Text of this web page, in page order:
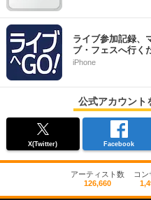
ライブ参加記録、
ブ・フェスへ行く
iPhone
公式アカウント
X(Twitter) Facebook
アーティスト数
126,660
コン